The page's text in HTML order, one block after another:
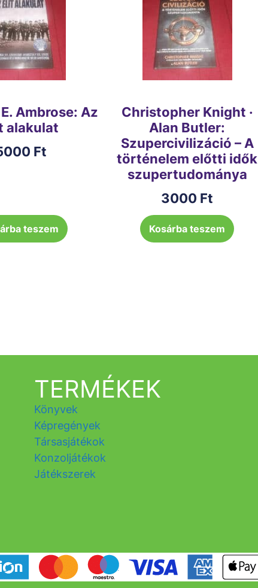
Ambrose: Az
alakulat
Ft
teszem
Christopher Knight ·
Alan Butler:
Szupercivilizáció – A
történelem előtti idők
szupertudománya
3000 Ft
Kosárba teszem
TERMÉKEK
Könyvek
Képregények
Társasjátékok
Konzoljátékok
Játékszerek